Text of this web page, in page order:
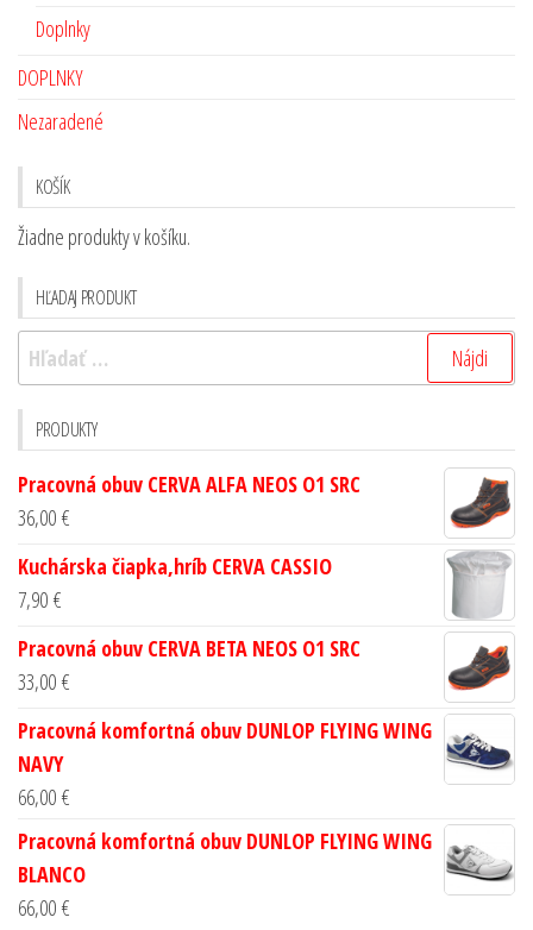
Doplnky
DOPLNKY
Nezaradené
KOŠÍK
Žiadne produkty v košíku.
HĽADAJ PRODUKT
PRODUKTY
Pracovná obuv CERVA ALFA NEOS O1 SRC
36,00 €
Kuchárska čiapka,hríb CERVA CASSIO
7,90 €
Pracovná obuv CERVA BETA NEOS O1 SRC
33,00 €
Pracovná komfortná obuv DUNLOP FLYING WING
NAVY
66,00 €
Pracovná komfortná obuv DUNLOP FLYING WING
BLANCO
66,00 €